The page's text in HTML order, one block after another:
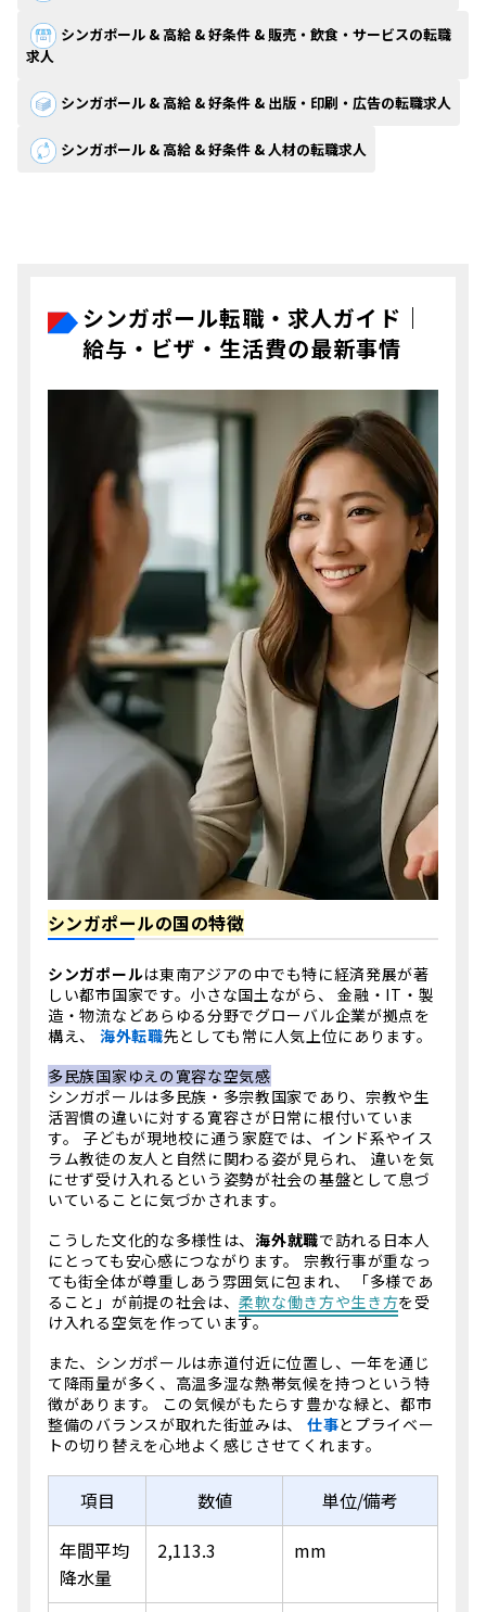
シンガポール & 高給 & 好条件 & 販売・飲食・サービスの転職
求人
シンガポール & 高給 & 好条件 & 出版・印刷・広告の転職求人
シンガポール & 高給 & 好条件 & 人材の転職求人
シンガポール転職・求人ガイド｜
給与・ビザ・生活費の最新事情
シンガポールの国の特徴
シンガポールは東南アジアの中でも特に経済発展が著
しい都市国家です。小さな国土ながら、 金融・IT・製
造・物流などあらゆる分野でグローバル企業が拠点を
構え、 海外転職先としても常に人気上位にあります。
多民族国家ゆえの寛容な空気感
シンガポールは多民族・多宗教国家であり、宗教や生
活習慣の違いに対する寛容さが日常に根付いていま
す。 子どもが現地校に通う家庭では、インド系やイス
ラム教徒の友人と自然に関わる姿が見られ、 違いを気
にせず受け入れるという姿勢が社会の基盤として息づ
いていることに気づかされます。
こうした文化的な多様性は、海外就職で訪れる日本人
にとっても安心感につながります。 宗教行事が重なっ
ても街全体が尊重しあう雰囲気に包まれ、 「多様であ
ること」が前提の社会は、柔軟な働き方や生き方を受
け入れる空気を作っています。
また、シンガポールは赤道付近に位置し、一年を通じ
て降雨量が多く、高温多湿な熱帯気候を持つという特
徴があります。 この気候がもたらす豊かな緑と、都市
整備のバランスが取れた街並みは、 仕事とプライベー
トの切り替えを心地よく感じさせてくれます。
項目 数値
単位/備考
年間平均
降水量
2,113.3 mm